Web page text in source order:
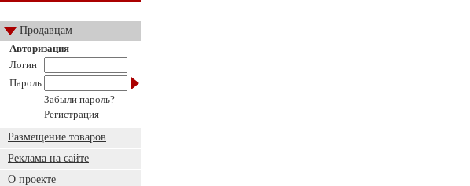
Продавцам
Авторизация
Логин
Пароль
Забыли пароль?
Регистрация
Размещение товаров
Реклама на сайте
О проекте